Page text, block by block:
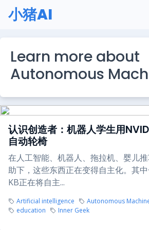
小猪AI
Learn more about
Autonomous
认识创造者：机器人学生用
自动轮椅
在人工智能、机器人、拖拉机、婴儿
助下，这些东西正在变得自主化。其
KB正在将自主...
Artificial intelligence Autonomous
education
Inner Geek